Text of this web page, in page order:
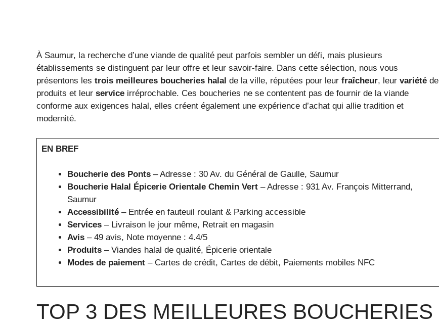
À Saumur, la recherche d’une viande de qualité peut parfois sembler un défi, mais plusieurs
établissements se distinguent par leur offre et leur savoir-faire. Dans cette sélection, nous vous
présentons les trois meilleures boucheries halal de la ville, réputées pour leur fraîcheur, leur variété de
produits et leur service irréprochable. Ces boucheries ne se contentent pas de fournir de la viande
conforme aux exigences halal, elles créent également une expérience d’achat qui allie tradition et
modernité.
EN BREF
Boucherie des Ponts– Adresse : 30 Av. du Général de Gaulle, Saumur
Boucherie Halal Épicerie Orientale Chemin Vert– Adresse : 931 Av. François Mitterrand,
Saumur
Accessibilité– Entrée en fauteuil roulant & Parking accessible
Services– Livraison le jour même, Retrait en magasin
Avis– 49 avis, Note moyenne : 4.4/5
Produits– Viandes halal de qualité, Épicerie orientale
Modes de paiement– Cartes de crédit, Cartes de débit, Paiements mobiles NFC
TOP 3 DES MEILLEURES BOUCHERIES